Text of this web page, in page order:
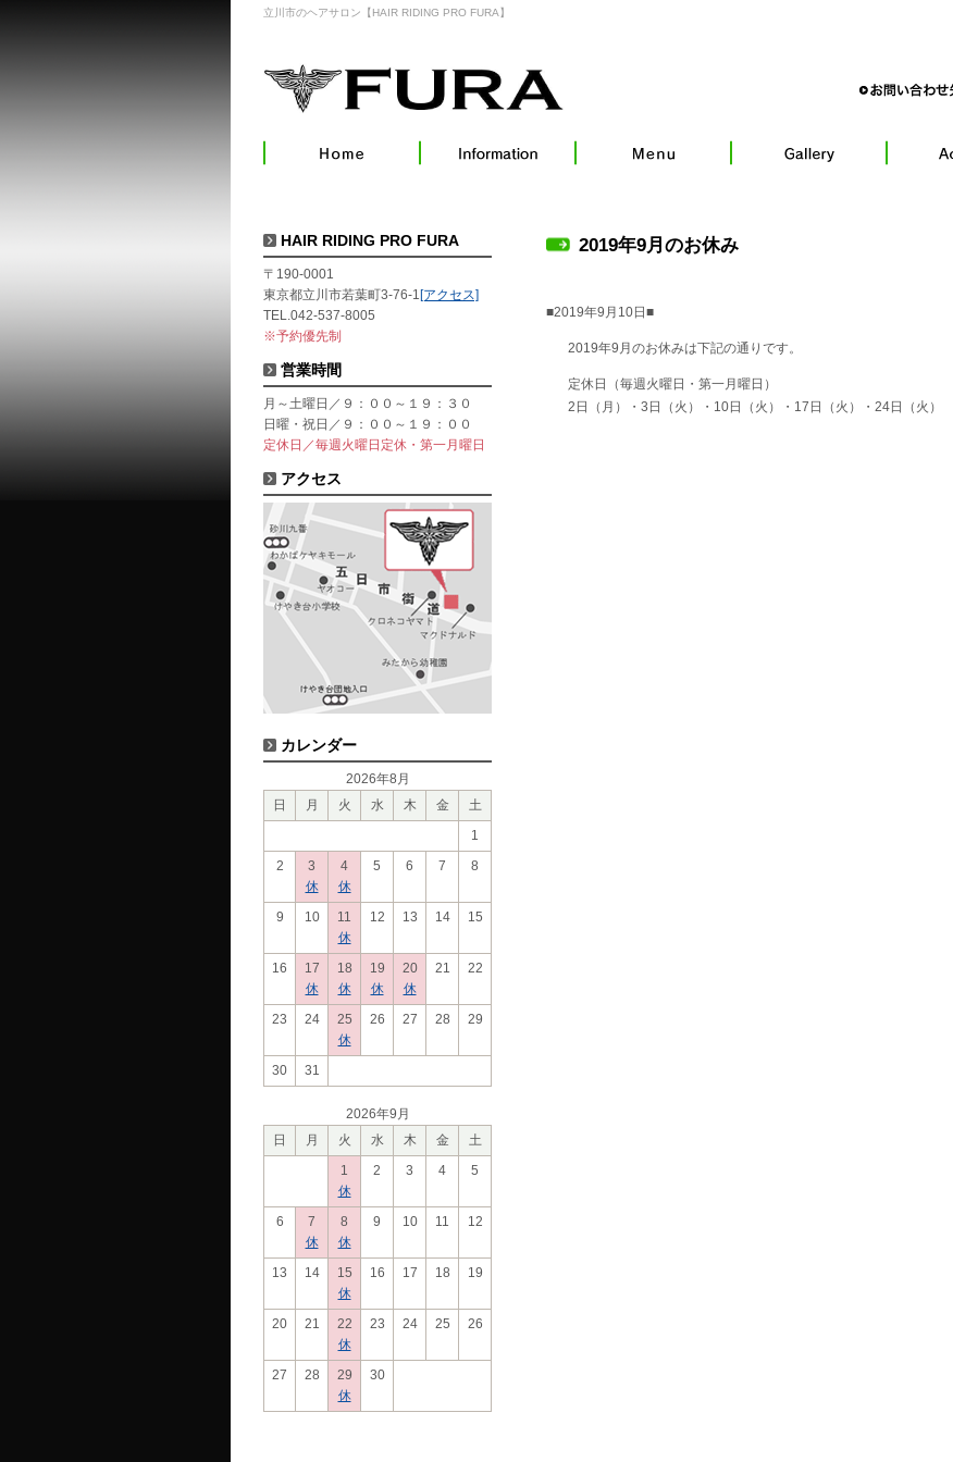
立川市のヘアサロン【HAIR RIDING PRO FURA】
2019年9月のお休み
■2019年9月10日■
2019年9月のお休みは下記の通りです。
定休日（毎週火曜日・第一月曜日）
2日（月）・3日（火）・10日（火）・17日（火）・24日（火）
HAIR RIDING PRO FURA
〒190-0001
東京都立川市若葉町3-76-1 [アクセス]
TEL.042-537-8005
※予約優先制
営業時間
月～土曜日／９：００～１９：３０
日曜・祝日／９：００～１９：００
定休日／毎週火曜日定休・第一月曜日
アクセス
カレンダー
2026年8月
日
月 火 水 木 金
土
1
2
3
休
4
休
5 6 7 8
9 10
11
休
12 13 14 15
16
17
休
18
休
19
休
20
休
21 22
23 24
25
休
26 27 28 29
30 31
2026年9月
日
月 火 水 木 金
土
1
休
2 3 4 5
6
7
休
8
休
9 10 11 12
13 14
15
休
16 17 18 19
20 21
22
休
23 24 25 26
27 28
29
休
30